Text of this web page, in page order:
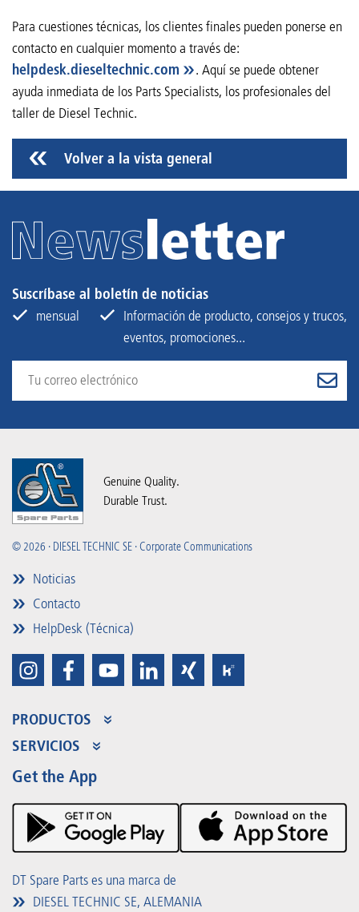
Para cuestiones técnicas, los clientes finales pueden ponerse en
contacto en cualquier momento a través de:
helpdesk.dieseltechnic.com
. Aquí se puede obtener
ayuda inmediata de los Parts Specialists, los profesionales del
taller de Diesel Technic.
Volver a la vista general
Suscríbase al boletín de noticias
mensual
Información de producto, consejos y trucos,
eventos, promociones...
Genuine Quality.
Durable Trust.
© 2026 · DIESEL TECHNIC SE · Corporate Communications
Noticias
Contacto
HelpDesk (Técnica)
PRODUCTOS
Gama de productos
Partner Portal
Product Promotions
SERVICIOS
Beneficios
Eventos
Descargas
Get the App
DT Spare Parts es una marca de
DIESEL TECHNIC SE, ALEMANIA